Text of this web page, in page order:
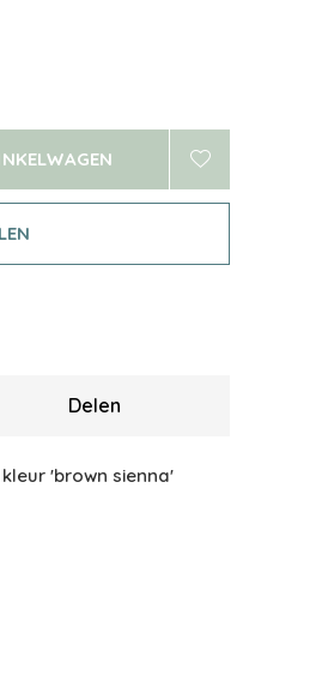
Delen
'brown sienna'